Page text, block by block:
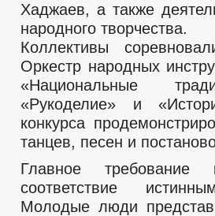
Хаджаев, а также
народного творчества.
Коллективы
Оркестр народных
«Национальные
«Рукоделие» и
конкурса
танцев, песен и
Главное
соответствие
Молодые люди